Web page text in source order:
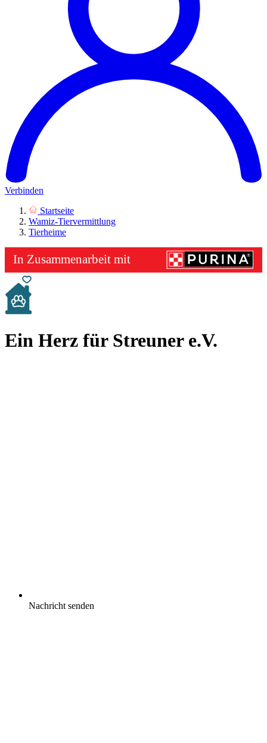
Verbinden
Startseite
Wamiz-Tiervermittlung
Tierheime
Ein Herz für Streuner e.V.
Nachricht senden